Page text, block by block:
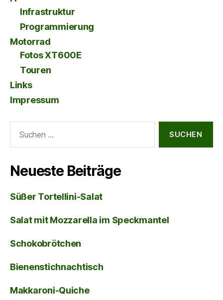
Infrastruktur
Programmierung
Motorrad
Fotos XT600E
Touren
Links
Impressum
nach:
Neueste Beiträge
Süßer Tortellini-Salat
Salat mit Mozzarella im Speckmantel
Schokobrötchen
Bienenstichnachtisch
Makkaroni-Quiche